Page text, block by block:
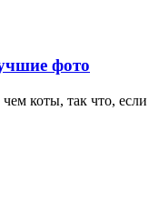
фото
коты, так что, если